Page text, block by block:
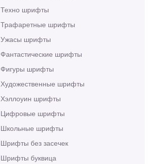
Техно шрифты
Трафаретные шрифты
Ужасы шрифты
Фантастические шрифты
Фигуры шрифты
Художественные шрифты
Хэллоуин шрифты
Цифровые шрифты
Школьные шрифты
Шрифты без засечек
Шрифты буквица